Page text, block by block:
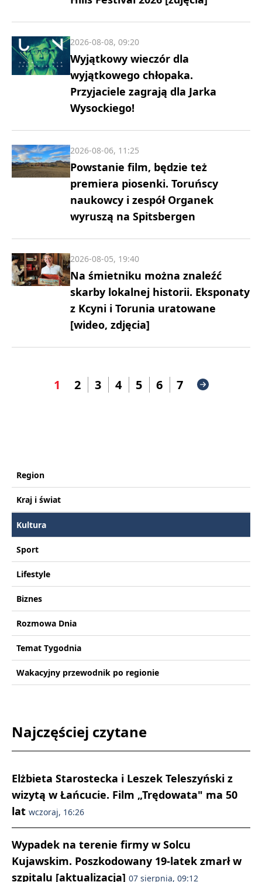
Wyjątkowy wieczór dla
wyjątkowego chłopaka.
Przyjaciele zagrają dla Jarka
Wysockiego!
2026-08-08, 09:20
Powstanie film, będzie też
premiera piosenki. Toruńscy
naukowcy i zespół Organek
wyruszą na Spitsbergen
2026-08-06, 11:25
Na śmietniku można znaleźć
skarby lokalnej historii. Eksponaty
z Kcyni i Torunia uratowane
[wideo, zdjęcia]
2026-08-05, 19:40
1 2 3 4 5 6 7
Region
Kraj i świat
Kultura
Sport
Lifestyle
Biznes
Rozmowa Dnia
Temat Tygodnia
Wakacyjny przewodnik po regionie
Najczęściej czytane
Elżbieta Starostecka i Leszek Teleszyński z
wizytą w Łańcucie. Film „Trędowata" ma 50
lat wczoraj, 16:26
Wypadek na terenie firmy w Solcu
Kujawskim. Poszkodowany 19-latek zmarł w
szpitalu [aktualizacja] 07 sierpnia, 09:12